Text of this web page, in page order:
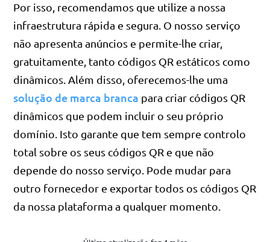
Por isso, recomendamos que utilize a nossa
infraestrutura rápida e segura. O nosso serviço
não apresenta anúncios e permite-lhe criar,
gratuitamente, tanto códigos QR estáticos como
dinâmicos. Além disso, oferecemos-lhe uma
solução de marca branca para criar códigos QR
dinâmicos que podem incluir o seu próprio
domínio. Isto garante que tem sempre controlo
total sobre os seus códigos QR e que não
depende do nosso serviço. Pode mudar para
outro fornecedor e exportar todos os códigos QR
da nossa plataforma a qualquer momento.